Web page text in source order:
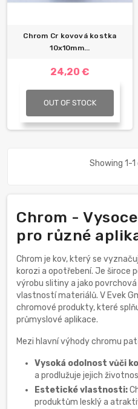
Chrom Cr kovová kostka
10x10mm...
24,20 €
OUT OF STOCK
Showing 1-
Chrom -
pro různé
Chrom je kov, který se
korozi a opotřebení. Je široce
výrobu slitiny a jako
vlastností materiálů. V Evek
chromové produkty, které
průmyslové aplikace.
Mezi hlavní výhody chromu
Vysoká odolnost vůči
a prodlužuje jejich
Estetické vlastnosti:
produktům lesklý a